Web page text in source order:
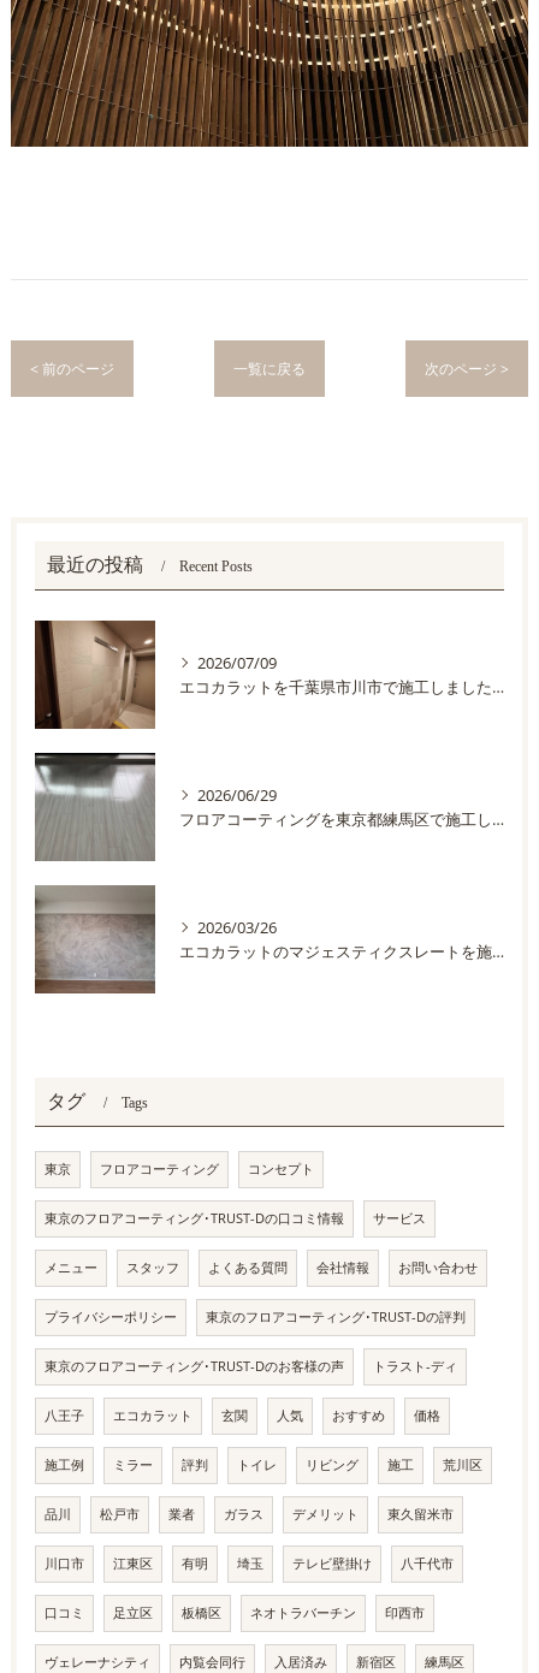
< 前のページ 一覧に戻る 次のページ >
最近の投稿 Recent Posts
2026/07/09
エコカラットを千葉県市川市で施工しました。
2026/06/29
フロアコーティングを東京都練馬区で施工しました
2026/03/26
エコカラットのマジェスティクスレートを施工しました
タグ Tags
東京 フロアコーティング コンセプト
東京のフロアコーティング･TRUST-Dの口コミ情報 サービス
メニュー スタッフ よくある質問 会社情報 お問い合わせ
プライバシーポリシー 東京のフロアコーティング･TRUST-Dの評判
東京のフロアコーティング･TRUST-Dのお客様の声 トラスト-ディ
八王子 エコカラット 玄関 人気 おすすめ 価格
施工例 ミラー 評判 トイレ リビング 施工 荒川区
品川 松戸市 業者 ガラス デメリット 東久留米市
川口市 江東区 有明 埼玉 テレビ壁掛け 八千代市
口コミ 足立区 板橋区 ネオトラバーチン 印西市
ヴェレーナシティ 内覧会同行 入居済み 新宿区 練馬区